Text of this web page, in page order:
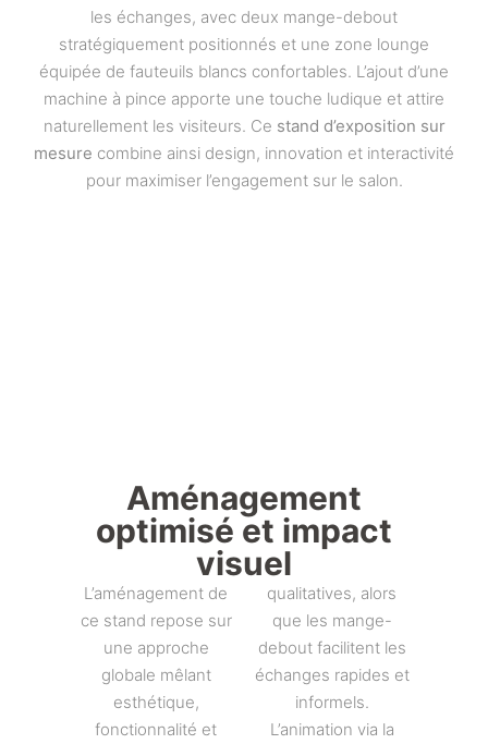
les échanges, avec deux mange-debout
stratégiquement positionnés et une zone lounge
équipée de fauteuils blancs confortables. L’ajout d’une
machine à pince apporte une touche ludique et attire
naturellement les visiteurs. Ce stand d’exposition sur
mesure combine ainsi design, innovation et interactivité
pour maximiser l’engagement sur le salon.
Aménagement
optimisé et impact
visuel
L’aménagement de
ce stand repose sur
une approche
globale mêlant
esthétique,
fonctionnalité et
qualitatives, alors
que les mange-
debout facilitent les
échanges rapides et
informels.
L’animation via la